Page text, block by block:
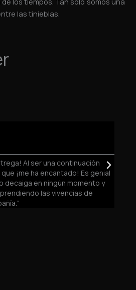
las tinieblas.
Al ser una continuación
¡me ha encantado! Es genial
decaiga en ningún momento y
las vivencias de